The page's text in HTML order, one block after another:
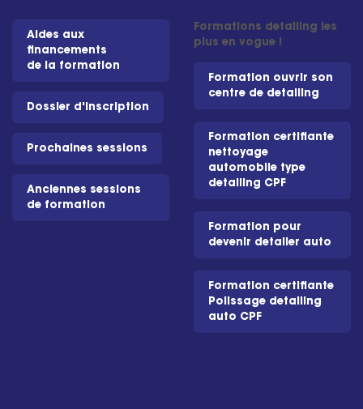
Aides aux
financements
de la formation
Dossier d'inscription
Prochaines sessions
Anciennes sessions
de formation
Formations detailing les
plus en vogue !
Formation ouvrir son
centre de detailing
Formation certifiante
nettoyage
automobile type
detailing CPF
Formation pour
devenir detailer auto
Formation certifiante
Polissage detailing
auto CPF